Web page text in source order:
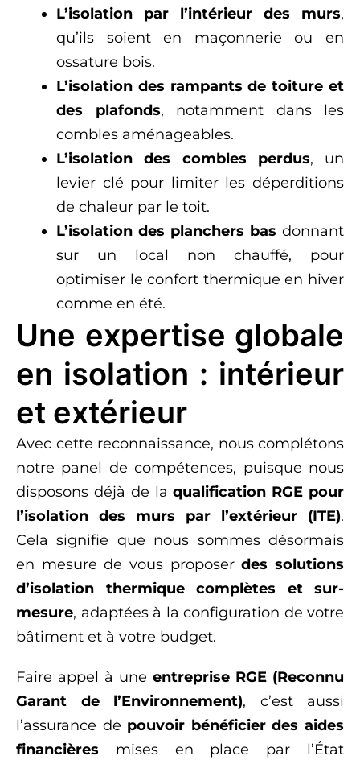
L’isolation par l’intérieur des murs,
qu’ils soient en maçonnerie ou en
ossature bois.
L’isolation des rampants de toiture et
des plafonds, notamment dans les
combles aménageables.
L’isolation des combles perdus, un
levier clé pour limiter les déperditions
de chaleur par le toit.
L’isolation des planchers bas donnant
sur un local non chauffé, pour
optimiser le confort thermique en hiver
comme en été.
Une expertise globale
en isolation : intérieur
et extérieur
Avec cette reconnaissance, nous complétons
notre panel de compétences, puisque nous
disposons déjà de laqualification RGE pour
l’isolation des murs par l’extérieur (ITE).
Cela signifie que nous sommes désormais
en mesure de vous proposerdes solutions
d’isolation thermiquecomplètes et sur-
mesure, adaptées à la configuration de votre
bâtiment et à votre budget.
Faire appel à une entreprise RGE (Reconnu
Garant de l’Environnement), c’est aussi
l’assurance de pouvoir bénéficier des aides
financières mises en place par l’État